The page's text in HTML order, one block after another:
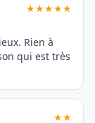
★★★★★
Rien à
qui est très
★★